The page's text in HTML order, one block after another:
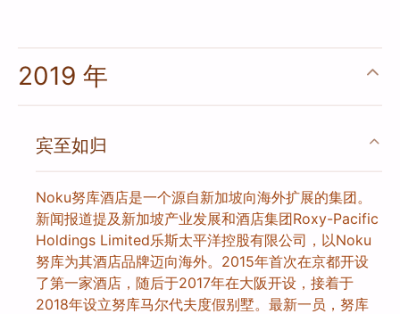
2019 年
宾至如归
Noku努库酒店是一个源自新加坡向海外扩展的集团。
新闻报道提及新加坡产业发展和酒店集团Roxy-Pacific
Holdings Limited乐斯太平洋控股有限公司，以Noku
努库为其酒店品牌迈向海外。2015年首次在京都开设
了第一家酒店，随后于2017年在大阪开设，接着于
2018年设立努库马尔代夫度假别墅。最新一员，努库